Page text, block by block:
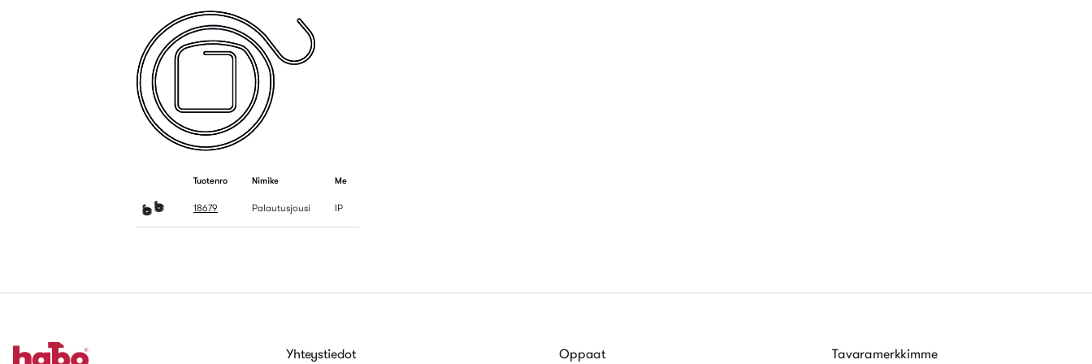
Tuotenro Nimike Me
18679 Palautusjousi IP
Yhteystiedot Oppaat Tavaramerkkimme